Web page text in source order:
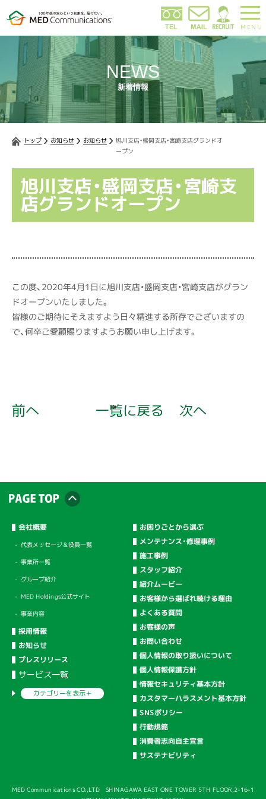
NEWS
新着情報
トップ お知らせ お知らせ
旭川支店・盛岡支店・宮崎支店グランドオ
ープン
旭川支店・盛岡支店・宮崎支
店グランドオープン
この度、2020年4月1日に旭川支店・盛岡支店・宮崎支店がグラン
ドオープンいたしました。
皆様のご期待にそえますよう日々精進する所存でございますの
で、何卒ご愛顧賜りますようお願い申し上げます。
前へ 一覧に戻る 次へ
会社概要
代表メッセージ＆役員一覧
事業所一覧
グループ紹介
MED Holdings公式サイト
事業内容
採用情報
お知らせ
プレスリリース
サービス一覧
カテゴリーを表示＋
お困りごとから選ぶ
メンテナンス・修理事例
施工事例
スタッフ紹介
紹介ムービー
お客様から選ばれ続ける理由
よくある質問
お客様の声
お問い合わせ
個人情報の取り扱いについて
個人情報保護方針
情報セキュリティ基本方針
カスタマーハラスメント基本方針
SNSポリシー
行動規範
消費者志向自主宣言
サステナビリティ
MED Communications CO.,LTD SHINAGAWA EAST ONE TOWER 5TH FLOOR,2-16-1
MENU